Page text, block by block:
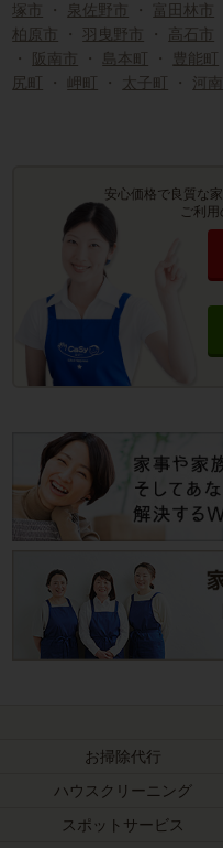
塚市
・ 泉佐野市 ・ 富田林市
柏原市
・ 羽曳野市 ・ 高石市
・
阪南市 ・ 島本町 ・ 豊能町
尻町 ・ 岬町 ・ 太子町 ・ 河
安心価格で良質な
ご利用
お掃除代行
ハウスクリーニング
スポットサービス